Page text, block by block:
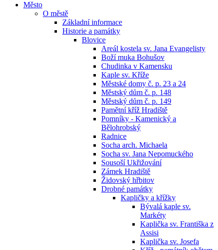
Město
O městě
Základní informace
Historie a památky
Blovice
Areál kostela sv. Jana Evangelisty
Boží muka Bohušov
Chudinka v Kamensku
Kaple sv. Kříže
Městské domy č. p. 23 a 24
Městský dům č. p. 148
Městský dům č. p. 149
Pamětní kříž Hradiště
Pomníky - Kamenický a
Bělohrobský
Radnice
Socha arch. Michaela
Socha sv. Jana Nepomuckého
Sousoší Ukřižování
Zámek Hradiště
Židovský hřbitov
Drobné památky
Kapličky a křížky
Bývalá kaple sv.
Markéty
Kaplička sv. Františka z
Assisi
Kaplička sv. Josefa